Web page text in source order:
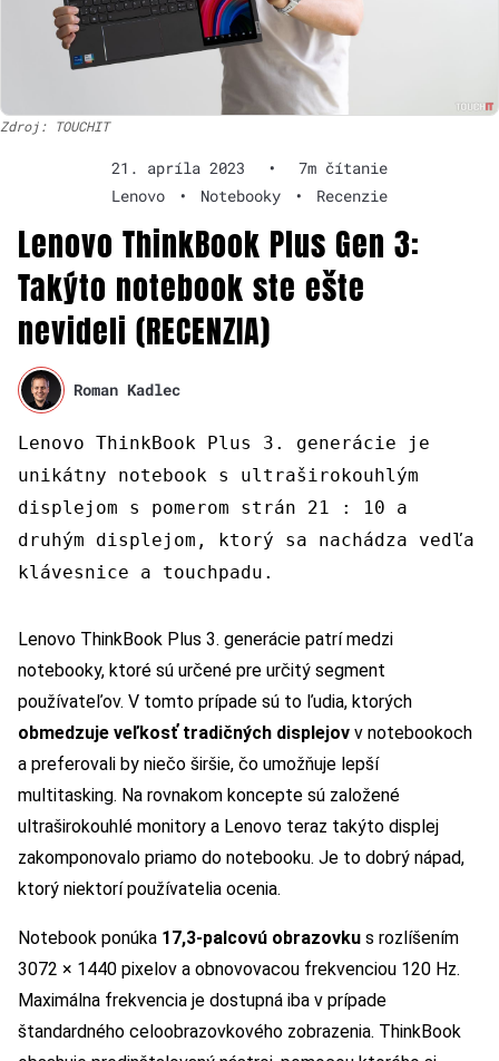
Zdroj: TOUCHIT
21. apríla 2023 •
7m čítanie
Lenovo
• Notebooky • Recenzie
Lenovo ThinkBook Plus Gen 3:
Takýto notebook ste ešte
nevideli (RECENZIA)
Roman Kadlec
Lenovo ThinkBook Plus 3. generácie je
unikátny notebook s ultraširokouhlým
displejom s pomerom strán 21 : 10 a
druhým displejom, ktorý sa nachádza vedľa
klávesnice a touchpadu.
Lenovo ThinkBook Plus 3. generácie patrí medzi
notebooky, ktoré sú určené pre určitý segment
používateľov. V tomto prípade sú to ľudia, ktorých
obmedzuje veľkosť tradičných displejov v notebookoch
a preferovali by niečo širšie, čo umožňuje lepší
multitasking. Na rovnakom koncepte sú založené
ultraširokouhlé monitory a Lenovo teraz takýto displej
zakomponovalo priamo do notebooku. Je to dobrý nápad,
ktorý niektorí používatelia ocenia.
Notebook ponúka 17,3-palcovú obrazovku s rozlíšením
3072 × 1440 pixelov a obnovovacou frekvenciou 120 Hz.
Maximálna frekvencia je dostupná iba v prípade
štandardného celoobrazovkového zobrazenia. ThinkBook